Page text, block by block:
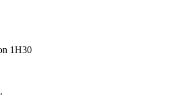
1H30